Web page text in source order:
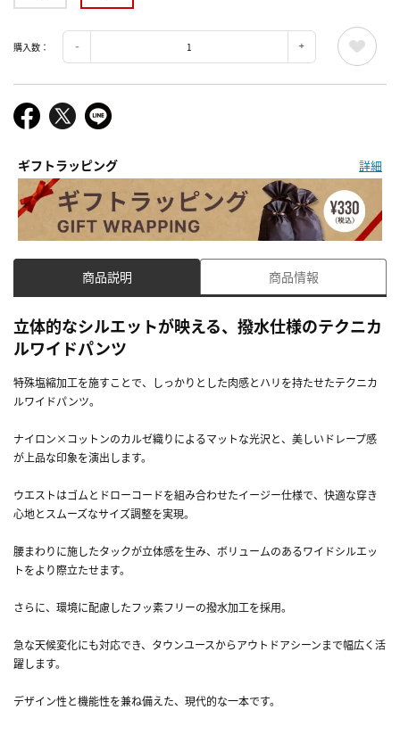
購入数：
ギフトラッピング 詳細
商品説明 商品情報
立体的なシルエットが映える、撥水仕様のテクニカ
ルワイドパンツ
特殊塩縮加工を施すことで、しっかりとした肉感とハリを持たせたテクニカ
ルワイドパンツ。
ナイロン×コットンのカルゼ織りによるマットな光沢と、美しいドレープ感
が上品な印象を演出します。
ウエストはゴムとドローコードを組み合わせたイージー仕様で、快適な穿き
心地とスムーズなサイズ調整を実現。
腰まわりに施したタックが立体感を生み、ボリュームのあるワイドシルエッ
トをより際立たせます。
さらに、環境に配慮したフッ素フリーの撥水加工を採用。
急な天候変化にも対応でき、タウンユースからアウトドアシーンまで幅広く活
躍します。
デザイン性と機能性を兼ね備えた、現代的な一本です。